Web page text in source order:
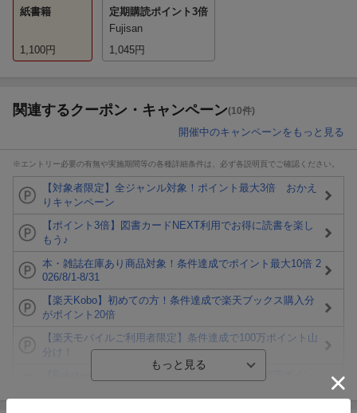
紙書籍
1,100円
定期購読ポイント3倍
Fujisan
1,045円
関連するクーポン・キャンペーン(10件)
開催中のキャンペーンをもっと見る
※エントリー必要の有無や実施期間等の各種詳細条件は、必ず各説明頁でご確認ください。
【対象者限定】全ジャンル対象！ポイント最大3倍 おかえ
りキャンペーン
【ポイント3倍】図書カードNEXT利用でお得に読書を楽し
もう♪
本・雑誌在庫あり商品対象！条件達成でポイント最大10倍 2
026/8/1-8/31
【楽天Kobo】初めての方！条件達成で楽天ブックス購入分
がポイント20倍
【楽天モバイルご利用者限定】条件達成で100万ポイント山
分け！